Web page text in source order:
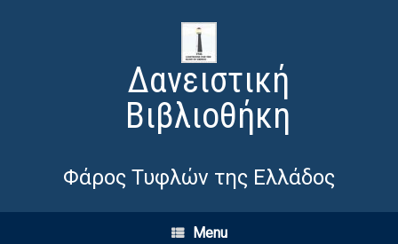
Δανειστική
Βιβλιοθήκη
Φάρος Τυφλών της Ελλάδος
Menu